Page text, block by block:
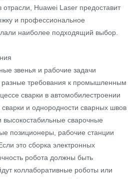
Huawei Laser предоставит
и профессиональное
наиболее подходящий выбор.
звенья и рабочие задачи
требования к промышленным
сварки в автомобилестроении
и однородности сварных швов
высокостабильные сварочные
позиционеры, рабочие станции
это сборка электронных
робота должны быть
коллаборативные роботы или